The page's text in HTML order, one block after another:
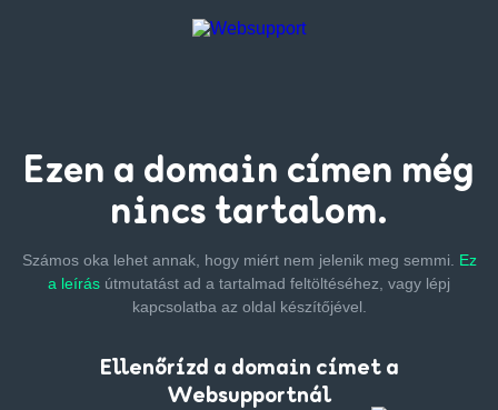
Ezen a domain címen még
nincs tartalom.
Számos oka lehet annak, hogy miért nem jelenik meg semmi. Ez
a leírás útmutatást ad a tartalmad feltöltéséhez, vagy lépj
kapcsolatba az oldal készítőjével.
Ellenőrízd a domain címet a
Websupportnál